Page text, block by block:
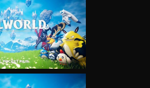
VIEW